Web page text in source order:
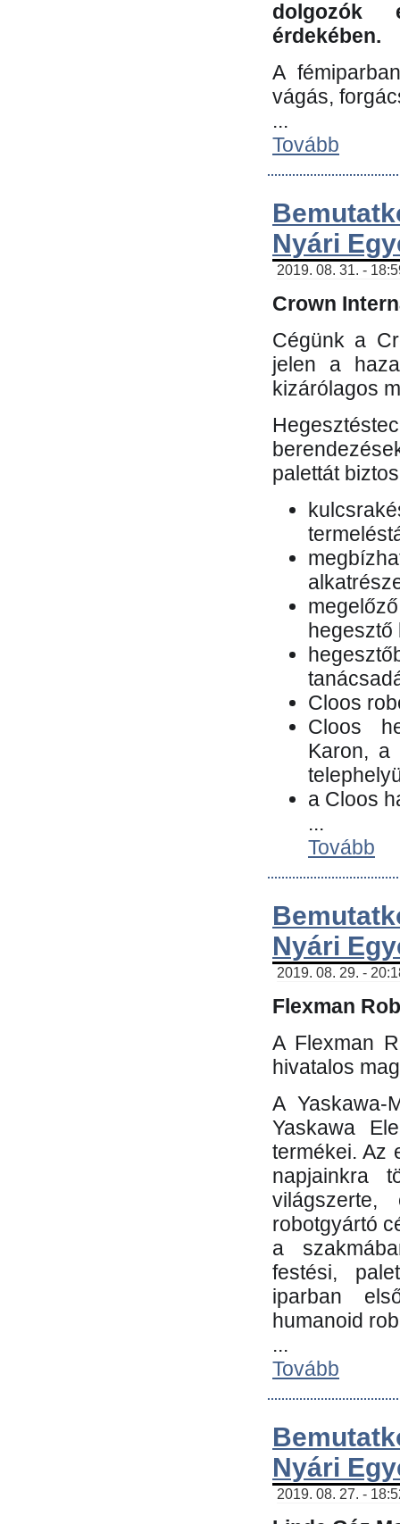
dolgozók
érdekében.
A
vágás,
...
Tovább
Nyári
2019. 08. 31. -
Crown
Cégünk a
jelen a
kizárólagos
palettát
hegesztő
Cloos
Cloos
Karon, a
a Cloos
...
Tovább
Nyári
2019. 08. 29. -
Flexman
A Flexman
hivatalos
A Yaskawa-
Yaskawa
termékei. Az
napjainkra
robotgyártó
a
festési,
iparban
humanoid
...
Tovább
Nyári
2019. 08. 27. -